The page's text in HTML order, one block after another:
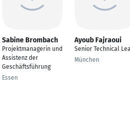
Sabine Brombach
Projektmanagerin und
Assistenz der
Geschäftsführung
Essen
Ayoub Fajraoui
Senior Technical
München